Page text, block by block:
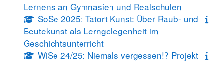
Lernens an Gymnasien und Realschulen
SoSe 2025: Tatort Kunst: Über Raub- und
Beutekunst als Lerngelegenheit im
Geschichtsunterricht
WiSe 24/25: Niemals vergessen!? Projekt